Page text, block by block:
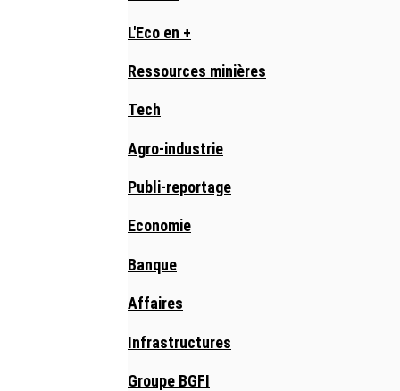
L'Eco en +
Ressources minières
Tech
Agro-industrie
Publi-reportage
Economie
Banque
Affaires
Infrastructures
Groupe BGFI